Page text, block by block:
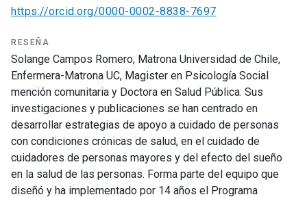
https://orcid.org/0000-0002-8838-7697
RESEÑA
Solange Campos Romero, Matrona Universidad de Chile,
Enfermera-Matrona UC, Magister en Psicología Social
mención comunitaria y Doctora en Salud Pública. Sus
investigaciones y publicaciones se han centrado en
desarrollar estrategias de apoyo a cuidado de personas
con condiciones crónicas de salud, en el cuidado de
cuidadores de personas mayores y del efecto del sueño
en la salud de las personas. Forma parte del equipo que
diseñó y ha implementado por 14 años el Programa